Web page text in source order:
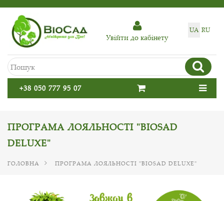
UA RU
Увiйти до кабiнету
+38 050 777 95 07
ПРОГРАМА ЛОЯЛЬНОСТІ "BIOSAD
DELUXE"
ГОЛОВНА ПРОГРАМА ЛОЯЛЬНОСТІ "BIOSAD DELUXE"